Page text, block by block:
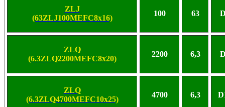
ZLJ
(63ZLJ100MEFC8x16)
100 63
ZLQ
(6.3ZLQ2200MEFC8x20)
2200 6,3
ZLQ
(6.3ZLQ4700MEFC10x25)
4700 6,3